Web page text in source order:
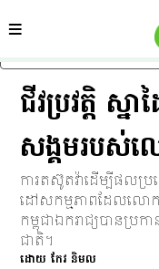
រំលងទៅមាតិកាចម្
ផ្នែក
ជីវប្រវត្តិ ស្ន
សង្គម​របស់​
ការ​តស៊ូ​តវ៉ា​ដើម្បី​ផល​ប្
ដៅ​សកម្មភាព​ដែល​លោ
កម្ពុជា​ឯករាជ្យ​បាន​ប្រ
ជាតិ។
ដោយ កែវ និមល